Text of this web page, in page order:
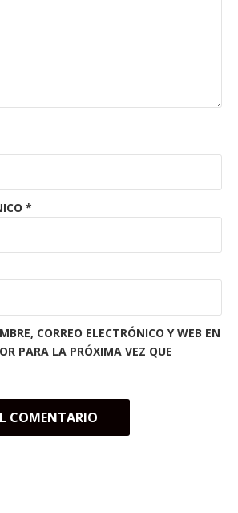
*
CORREO ELECTRÓNICO Y WEB EN
PARA LA PRÓXIMA VEZ QUE